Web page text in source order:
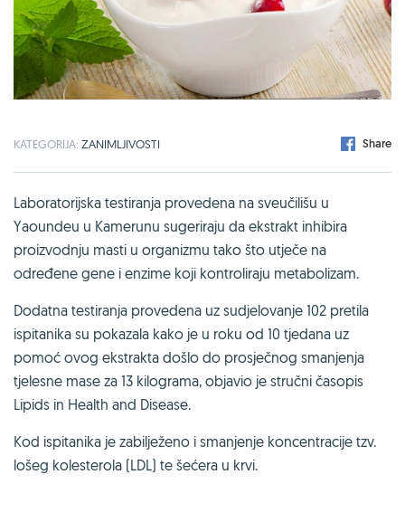
KATEGORIJA: ZANIMLJIVOSTI Share
Laboratorijska testiranja provedena na sveučilišu u
Yaoundeu u Kamerunu sugeriraju da ekstrakt inhibira
proizvodnju masti u organizmu tako što utječe na
određene gene i enzime koji kontroliraju metabolizam.
Dodatna testiranja provedena uz sudjelovanje 102 pretila
ispitanika su pokazala kako je u roku od 10 tjedana uz
pomoć ovog ekstrakta došlo do prosječnog smanjenja
tjelesne mase za 13 kilograma, objavio je stručni časopis
Lipids in Health and Disease.
Kod ispitanika je zabilježeno i smanjenje koncentracije tzv.
lošeg kolesterola (LDL) te šećera u krvi.